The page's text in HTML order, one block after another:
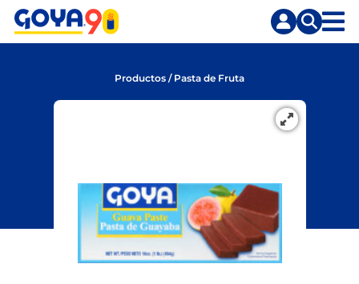
Saltar
Saltar
Productos / Pasta de Fruta